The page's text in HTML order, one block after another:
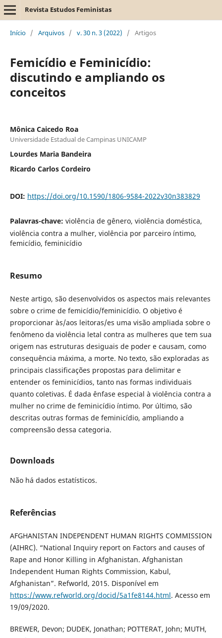
Revista Estudos Feministas
Início / Arquivos / v. 30 n. 3 (2022) / Artigos
Femicídio e Feminicídio:
discutindo e ampliando os
conceitos
Mônica Caicedo Roa
Universidade Estadual de Campinas UNICAMP
Lourdes Maria Bandeira
Ricardo Carlos Cordeiro
DOI: https://doi.org/10.1590/1806-9584-2022v30n383829
Palavras-chave: violência de gênero, violência doméstica,
violência contra a mulher, violência por parceiro íntimo,
femicídio, feminicídio
Resumo
Neste artigo, são desenvolvidos os aspectos mais relevantes
sobre o crime de femicídio/feminicídio. O objetivo é
proporcionar às/aos leitoras/es uma visão ampliada sobre o
fenômeno da violência letal contra as mulheres que tem sua
origem nas estruturas desiguais de poder e causam, como
consequência máxima, a morte. No texto, são exploradas as
principais classificações propostas para delimitar e
entender os feminicídios, tanto nas formas individuais
quanto coletivas. É dada ênfase especial à violência contra a
mulher no crime de feminicídio íntimo. Por último, são
descritas outras formas de feminicídio, ampliando a
compreensão dessa categoria.
Downloads
Não há dados estatísticos.
Referências
AFGHANISTAN INDEPENDENT HUMAN RIGHTS COMMISSION
(AIHRC). “National Inquiry report on Factors and causes of
Rape and Honor Killing in Afghanistan. Afghanistan
Independent Human Rights Commission, Kabul,
Afghanistan”. Refworld, 2015. Disponível em
https://www.refworld.org/docid/5a1fe8144.html. Acesso em
19/09/2020.
BREWER, Devon; DUDEK, Jonathan; POTTERAT, John; MUTH,